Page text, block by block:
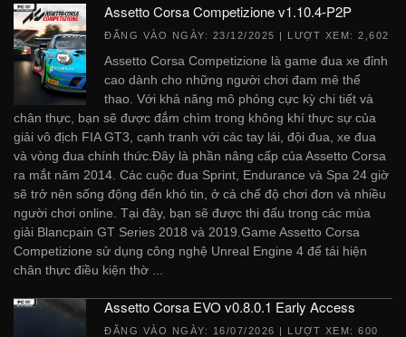
Assetto Corsa Competizione v1.10.4-P2P
ĐĂNG VÀO NGÀY: 23/12/2025 | LƯỢT XEM: 2,602
Assetto Corsa Competizione là game đua xe đỉnh
cao dành cho những người chơi đam mê thể
thao. Với khả năng mô phỏng cực kỳ chi tiết và
chân thực, bạn sẽ được đắm chìm trong không khí thực sự của
giải vô địch FIA GT3, cạnh tranh với các tay lái, đội đua, xe đua
và vòng đua chính thức.Đây là phần nâng cấp của Assetto Corsa
ra mắt năm 2014. Các cuộc đua Sprint, Endurance và Spa 24 giờ
sẽ trở nên sống động đến khó tin, ở cả chế độ chơi đơn và nhiều
người chơi online. Tại đây, bạn sẽ được thi đấu trong các mùa
giải Blancpain GT Series 2018 và 2019.Game Assetto Corsa
Competizione sử dụng công nghệ Unreal Engine 4 để tái hiện
chân thực điều kiện thờ ...
Assetto Corsa EVO v0.8.0.1 Early Access
ĐĂNG VÀO NGÀY: 16/07/2026 | LƯỢT XEM: 600